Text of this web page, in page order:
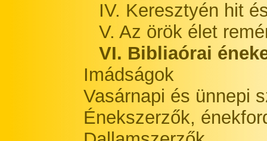
IV. Keresztyén hit
V. Az örök élet
VI. Bibliaórai
Imádságok
Vasárnapi és ünnepi
Énekszerzők,